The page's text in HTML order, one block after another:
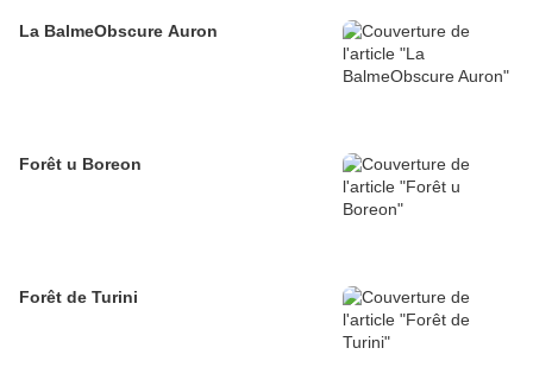
La BalmeObscure Auron
Forêt u Boreon
Forêt de Turini